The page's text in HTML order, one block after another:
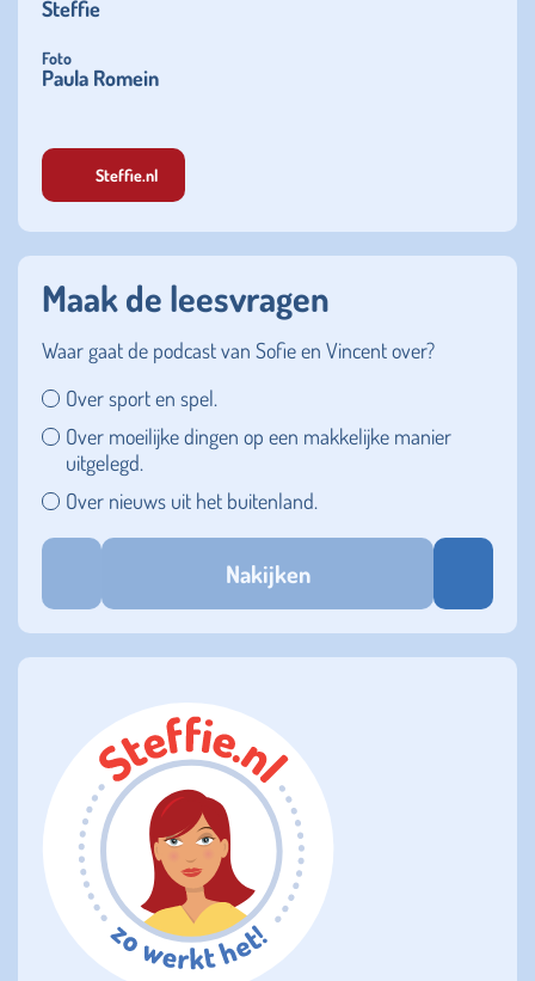
Steffie
Foto
Paula Romein
Steffie.nl
Maak de leesvragen
Waar gaat de podcast van Sofie en Vincent over?
Over sport en spel.
Over moeilijke dingen op een makkelijke manier
uitgelegd.
Over nieuws uit het buitenland.
Nakijken